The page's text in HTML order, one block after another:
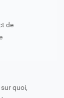
de
quoi,